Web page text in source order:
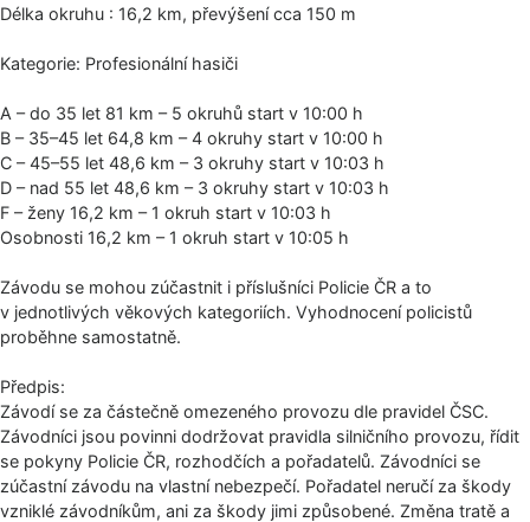
Délka okruhu : 16,2 km, převýšení cca 150 m
Kategorie: Profesionální hasiči
A – do 35 let 81 km – 5 okruhů start v 10:00 h
B – 35–45 let 64,8 km – 4 okruhy start v 10:00 h
C – 45–55 let 48,6 km – 3 okruhy start v 10:03 h
D – nad 55 let 48,6 km – 3 okruhy start v 10:03 h
F – ženy 16,2 km – 1 okruh start v 10:03 h
Osobnosti 16,2 km – 1 okruh start v 10:05 h
Závodu se mohou zúčastnit i příslušníci Policie ČR a to
v jednotlivých věkových kategoriích. Vyhodnocení policistů
proběhne samostatně.
Předpis:
Závodí se za částečně omezeného provozu dle pravidel ČSC.
Závodníci jsou povinni dodržovat pravidla silničního provozu, řídit
se pokyny Policie ČR, rozhodčích a pořadatelů. Závodníci se
zúčastní závodu na vlastní nebezpečí. Pořadatel neručí za škody
vzniklé závodníkům, ani za škody jimi způsobené. Změna tratě a